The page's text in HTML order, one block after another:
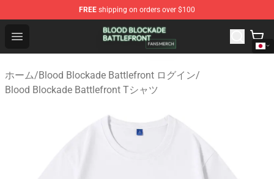
FREE shipping on orders over $100
Open menu
Blood Blockade Battlefront Shop - Official Blood
ホーム/Blood Blockade Battlefront ログイン/
Blood Blockade Battlefront Tシャツ